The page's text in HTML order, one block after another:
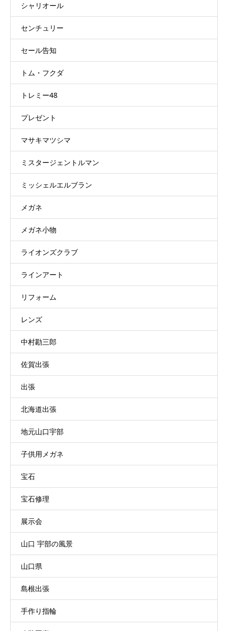
シャリオール
センチュリー
セール告知
トム・フクダ
トレミー48
プレゼント
マサキマツシマ
ミスタージェントルマン
ミッシェルエルブラン
メガネ
メガネ小物
ライオンズクラブ
ラインアート
リフォーム
レンズ
中村勘三郎
佐賀出張
出張
北海道出張
地元山口宇部
子供用メガネ
宝石
宝石修理
展示会
山口 宇部の風景
山口県
島根出張
手作り指輪